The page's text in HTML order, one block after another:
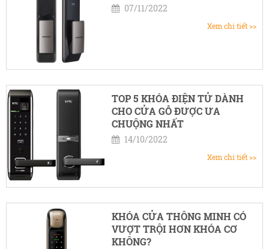
07/11/2022
Xem chi tiết >>
TOP 5 KHÓA ĐIỆN TỬ DÀNH
CHO CỬA GỖ ĐƯỢC ƯA
CHUỘNG NHẤT
14/10/2022
Xem chi tiết >>
KHÓA CỬA THÔNG MINH CÓ
VƯỢT TRỘI HƠN KHÓA CƠ
KHÔNG?